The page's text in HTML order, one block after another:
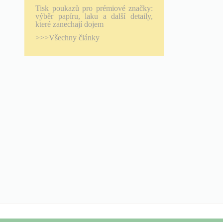
Tisk poukazů pro prémiové značky:
výběr papíru, laku a další detaily,
které zanechají dojem
>>>Všechny články